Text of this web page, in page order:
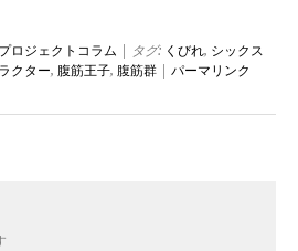
ロジェクトコラム | タグ: くびれ, シックス
クター, 腹筋王子, 腹筋群 パーマリンク